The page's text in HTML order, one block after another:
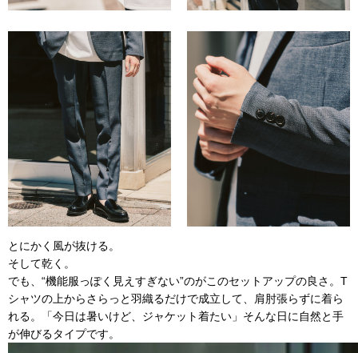
とにかく風が抜ける。
そして乾く。
でも、“機能服っぽく見えすぎない”のがこのセットアップの良さ。T
シャツの上からさらっと羽織るだけで成立して、肩肘張らずに着ら
れる。「今日は暑いけど、ジャケット着たい」そんな日に自然と手
が伸びるタイプです。